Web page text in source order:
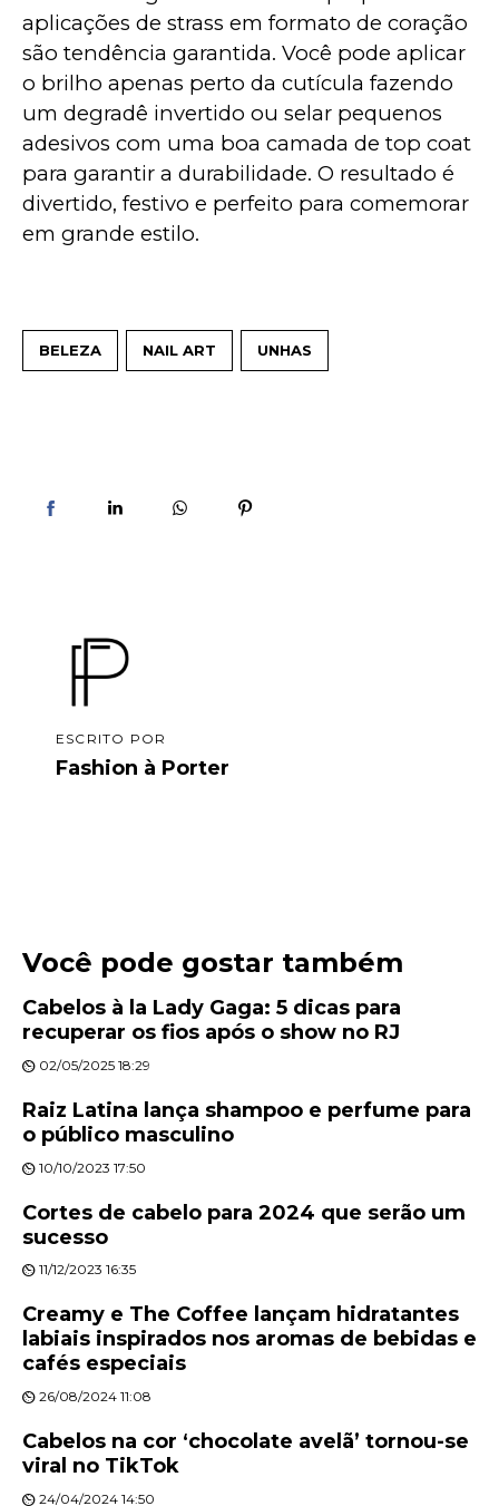
aplicações de strass em formato de coração
são tendência garantida. Você pode aplicar
o brilho apenas perto da cutícula fazendo
um degradê invertido ou selar pequenos
adesivos com uma boa camada de top coat
para garantir a durabilidade. O resultado é
divertido, festivo e perfeito para comemorar
em grande estilo.
BELEZA NAIL ART UNHAS
ESCRITO POR
Fashion à Porter
Você pode gostar também
Cabelos à la Lady Gaga: 5 dicas para
recuperar os fios após o show no RJ
02/05/2025 18:29
Raiz Latina lança shampoo e perfume para
o público masculino
10/10/2023 17:50
Cortes de cabelo para 2024 que serão um
sucesso
11/12/2023 16:35
Creamy e The Coffee lançam hidratantes
labiais inspirados nos aromas de bebidas e
cafés especiais
26/08/2024 11:08
Cabelos na cor ‘chocolate avelã’ tornou-se
viral no TikTok
24/04/2024 14:50